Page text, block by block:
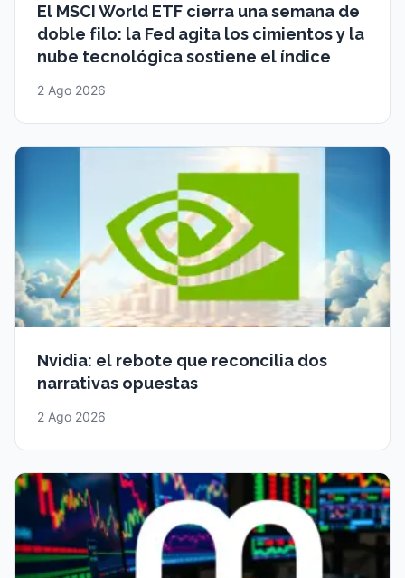
El MSCI World ETF cierra una semana de
doble filo: la Fed agita los cimientos y la
nube tecnológica sostiene el índice
2 Ago 2026
Nvidia: el rebote que reconcilia dos
narrativas opuestas
2 Ago 2026